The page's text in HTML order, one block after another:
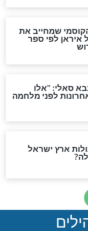
יהיה
וביטול